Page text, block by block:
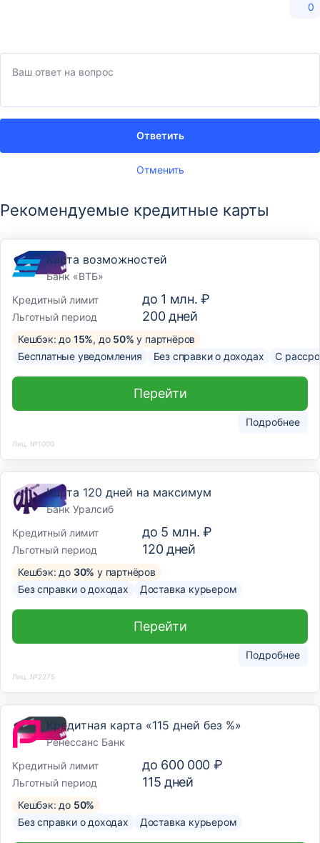
0
Отменить
Ответить
Рекомендуемые кредитные карты
Карта возможностей
Банк «ВТБ»
Кредитный лимит
до 1 млн. ₽
Льготный период 200дней
Кешбэк: до 15%, до 50% у партнёров
Бесплатные уведомления
Без справки о доходах С
Подробнее
Перейти
Лиц. №1000
Карта 120 дней на максимум
Банк Уралсиб
Кредитный лимит
до 5 млн. ₽
Льготный период 120дней
Кешбэк: до 30% у партнёров
Без справки о доходах
Доставка курьером
Подробнее
Перейти
Лиц. №2275
Кредитная карта «115 дней без %»
Ренессанс Банк
Кредитный лимит
до 600 000 ₽
Льготный период 115 дней
Кешбэк: до 50%
Без справки о доходах
Доставка курьером